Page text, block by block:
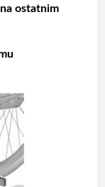
ostatnim